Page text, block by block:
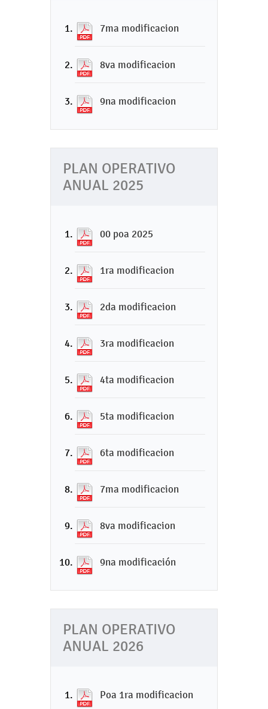
7ma modificacion
8va modificacion
9na modificacion
PLAN OPERATIVO
ANUAL 2025
00 poa 2025
1ra modificacion
2da modificacion
3ra modificacion
4ta modificacion
5ta modificacion
6ta modificacion
7ma modificacion
8va modificacion
9na modificación
PLAN OPERATIVO
ANUAL 2026
Poa 1ra modificacion